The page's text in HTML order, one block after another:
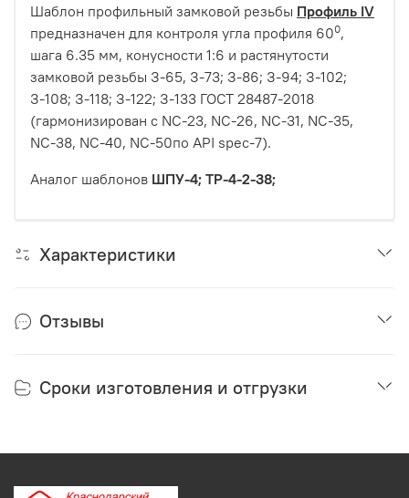
Шаблон профильный замковой резьбы Профиль IV
предназначен для контроля угла профиля 600,
шага 6.35 мм, конусности 1:6 и растянутости
замковой резьбы З-65, З-73; З-86; З-94; З-102;
З-108; З-118; З-122; З-133 ГОСТ 28487-2018
(гармонизирован с NC-23, NC-26, NC-31, NC-35,
NC-38, NC-40, NC-50по API spec-7).
Аналог шаблонов ШПУ-4; TP-4-2-38;
Характеристики
Отзывы
Сроки изготовления и отгрузки